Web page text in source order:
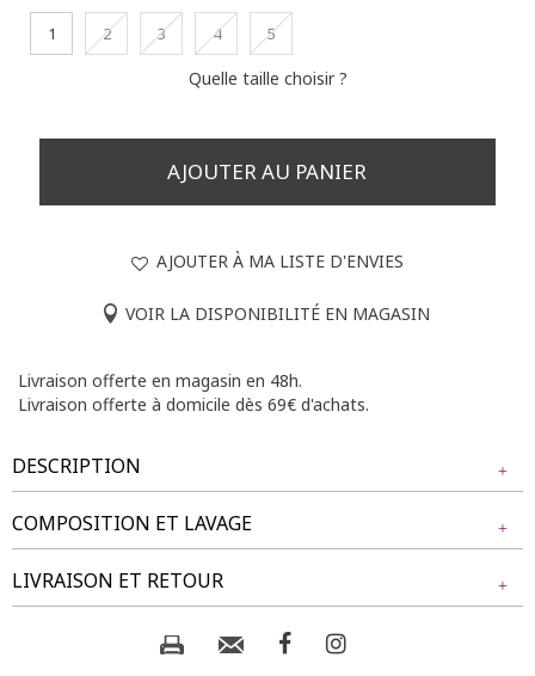
1 2 3 4 5
Quelle taille choisir ?
AJOUTER AU PANIER
AJOUTER À MA LISTE D'ENVIES
VOIR LA DISPONIBILITÉ EN MAGASIN
Livraison offerte en magasin en 48h.
Livraison offerte à domicile dès 69€ d'achats.
DESCRIPTION
Tunique grande taille imprimée. Coupe droite. Manches 3/4
avec patte de boutonnage pour les retrousser. Encolure
tusisienne avec patte de boutonnage partielle et strass.
Imprimé à motif floral et fils de lurex sur l'ensemble du
modèle. Découpe horizontale au dos. Base arrondie.
COMPOSITION ET LAVAGE
Tissu principal : 98% VISCOSE, 2% FIBRE METALLIQUE
Composition et lavage :
LIVRAISON ET RETOUR
NOS MODES DE LIVRAISON